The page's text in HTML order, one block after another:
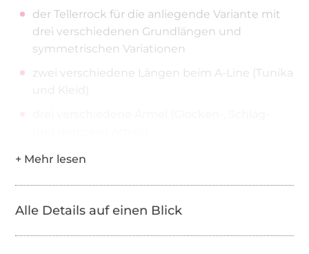
der Tellerrock für die anliegende Variante mit
drei verschiedenen Grundlängen und
symmetrischen Variationen
zwei verschiedene Längen beim A-Line (Tunika
und Kleid)
zwei verschiedene Armausschnitttiefen
verschiedenen Ausschnitte
Alle Details auf einen Blick